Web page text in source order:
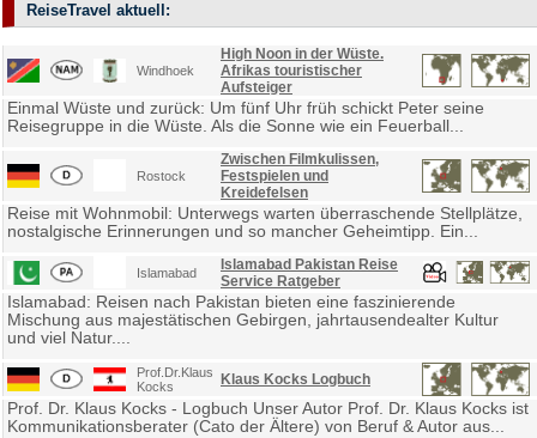
ReiseTravel aktuell:
Windhoek
High Noon in der Wüste.
Afrikas touristischer
Aufsteiger
Einmal Wüste und zurück: Um fünf Uhr früh schickt Peter seine
Reisegruppe in die Wüste. Als die Sonne wie ein Feuerball...
Rostock
Zwischen Filmkulissen,
Festspielen und
Kreidefelsen
Reise mit Wohnmobil: Unterwegs warten überraschende Stellplätze,
nostalgische Erinnerungen und so mancher Geheimtipp. Ein...
Islamabad
Islamabad Pakistan Reise
Service Ratgeber
Islamabad: Reisen nach Pakistan bieten eine faszinierende
Mischung aus majestätischen Gebirgen, jahrtausendealter Kultur
und viel Natur....
Prof.Dr.Klaus
Kocks
Klaus Kocks Logbuch
Prof. Dr. Klaus Kocks - Logbuch Unser Autor Prof. Dr. Klaus Kocks ist
Kommunikationsberater (Cato der Ältere) von Beruf & Autor aus...